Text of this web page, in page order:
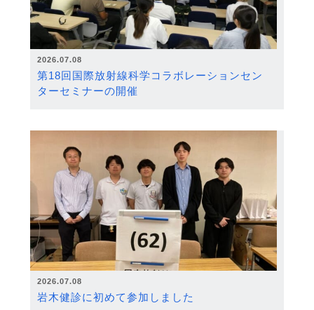
2026.07.08
第18回国際放射線科学コラボレーションセン
ターセミナーの開催
2026.07.08
岩木健診に初めて参加しました